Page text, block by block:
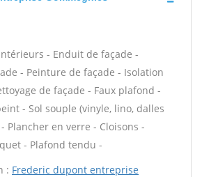
- Enduit de façade -
- Peinture de façade - Isolation
de façade - Faux plafond -
- Sol souple (vinyle, lino, dalles
- Plancher en verre - Cloisons -
- Plafond tendu -
: Frederic dupont entreprise